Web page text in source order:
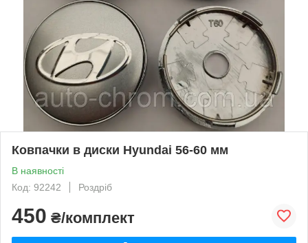
Ковпачки в диски Hyundai 56-60 мм
В наявності
Код: 92242
Роздріб
450 ₴/комплект